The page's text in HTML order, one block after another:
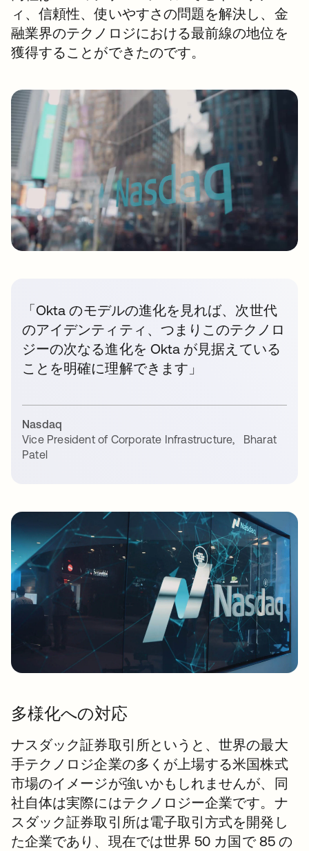
ィ、信頼性、使いやすさの問題を解決し、金
融業界のテクノロジにおける最前線の地位を
獲得することができたのです。
「Okta のモデルの進化を見れば、次世代
のアイデンティティ、つまりこのテクノロ
ジーの次なる進化を Okta が見据えている
ことを明確に理解できます」
Nasdaq
Vice President of Corporate Infrastructure,
Bharat
Patel
多様化への対応
ナスダック証券取引所というと、世界の最大
手テクノロジ企業の多くが上場する米国株式
市場のイメージが強いかもしれませんが、同
社自体は実際にはテクノロジー企業です。ナ
スダック証券取引所は電子取引方式を開発し
た企業であり、現在では世界 50 カ国で 85 の